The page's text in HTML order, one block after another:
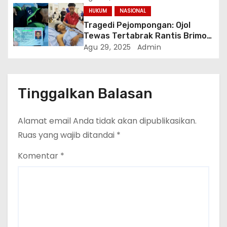
Meluas
HUKUM NASIONAL
Tragedi Pejompongan: Ojol
Tewas Tertabrak Rantis Brimob
di Tengah Unjuk Rasa Buruh
Agu 29, 2025 Admin
Tinggalkan Balasan
Alamat email Anda tidak akan dipublikasikan.
Ruas yang wajib ditandai *
Komentar *